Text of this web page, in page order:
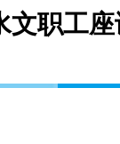
文职工